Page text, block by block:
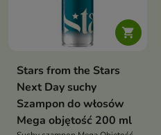

Stars from the Stars
Next Day suchy
Szampon do włosów
Mega objętość 200 ml